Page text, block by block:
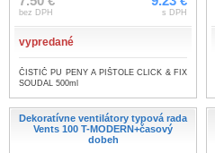
bez DPH s DPH
vypredané
ČISTIČ PU PENY A PIŠTOLE CLICK & FIX
SOUDAL 500ml
Dekoratívne ventilátory typová rada
Vents 100 T-MODERN+časový
dobeh